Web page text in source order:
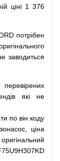
ціні 1 376
потрібен
заводиться
перевірених
які
не
по він коду
,
ціна
оригінальний